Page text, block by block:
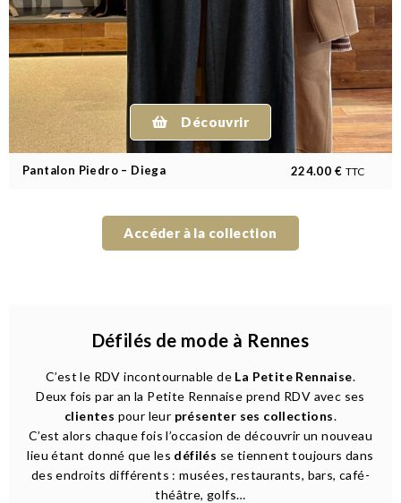
Découvrir
Pantalon Piedro – Diega 224.00 € TTC
Accéder à la collection
Défilés de mode à Rennes
C’est le RDV incontournable de La Petite Rennaise.
Deux fois par an la Petite Rennaise prend RDV avec ses
clientes pour leur présenter ses collections.
C’est alors chaque fois l’occasion de découvrir un nouveau
lieu étant donné que les défilés se tiennent toujours dans
des endroits différents : musées, restaurants, bars, café-
théâtre, golfs…